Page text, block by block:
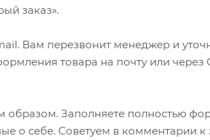
заказ».
Вам перезвонит менеджер и
товара на почту или
Заполняете полностью
о себе. Советуем в комментарии к